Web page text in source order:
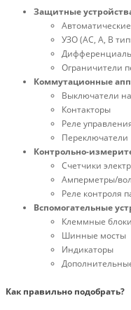
Защитные
УЗО (АС, А, В
Ограничители
Коммутационные
Выключатели
Контакторы
Реле
Переключатели
Контрольно-
Счетчики
Амперметры/
Реле контроля
Вспомогательные
Клеммные блоки
Шинные мосты
Индикаторы
Как правильно подобрать?